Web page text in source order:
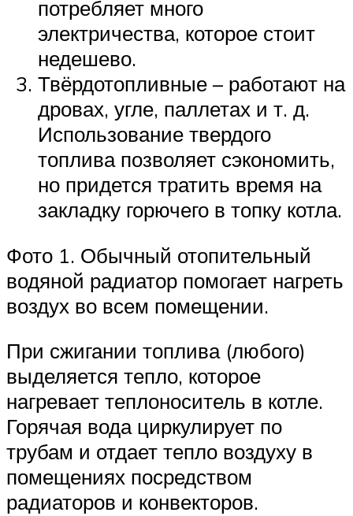
потребляет много
электричества, которое стоит
недешево.
Твёрдотопливные – работают на
дровах, угле, паллетах и т. д.
Использование твердого
топлива позволяет сэкономить,
но придется тратить время на
закладку горючего в топку котла.
Фото 1. Обычный отопительный
водяной радиатор помогает нагреть
воздух во всем помещении.
При сжигании топлива (любого)
выделяется тепло, которое
нагревает теплоноситель в котле.
Горячая вода циркулирует по
трубам и отдает тепло воздуху в
помещениях посредством
радиаторов и конвекторов.